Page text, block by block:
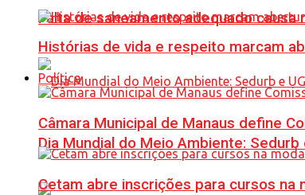
Falta de saneamento adequado
Dia Mundial do Meio Ambiente:
Histórias de vida e respeito marcam
Política
Câmara Municipal de Manaus define
Cetam abre inscrições para cursos na